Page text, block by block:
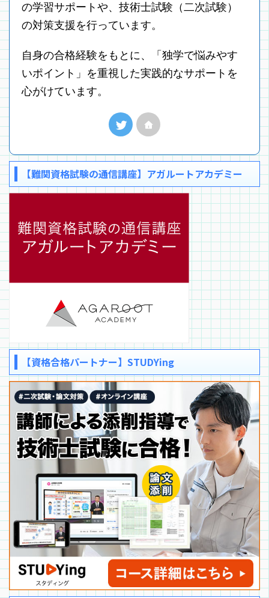
の学習サポートや、技術士試験（二次試験）
の対策支援を行っています。
自身の合格経験をもとに、「独学で悩みやす
いポイント」を重視した実践的なサポートを
心がけています。
【難関資格試験の通信講座】アガルートアカデミー
【資格合格パートナー】STUDYing